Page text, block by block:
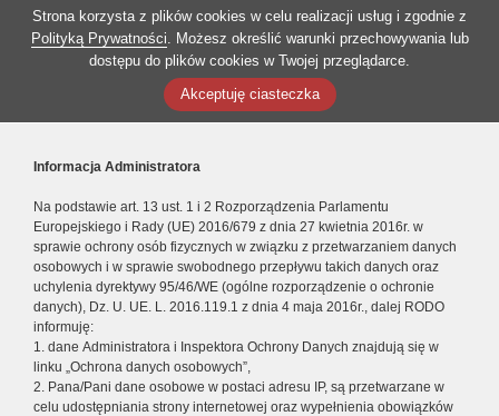
Strona korzysta z plików cookies w celu realizacji usług i zgodnie z
Polityką Prywatności. Możesz określić warunki przechowywania lub
dostępu do plików cookies w Twojej przeglądarce.
Akceptuję ciasteczka
Informacja Administratora
Na podstawie art. 13 ust. 1 i 2 Rozporządzenia Parlamentu
Europejskiego i Rady (UE) 2016/679 z dnia 27 kwietnia 2016r. w
sprawie ochrony osób fizycznych w związku z przetwarzaniem danych
osobowych i w sprawie swobodnego przepływu takich danych oraz
uchylenia dyrektywy 95/46/WE (ogólne rozporządzenie o ochronie
danych), Dz. U. UE. L. 2016.119.1 z dnia 4 maja 2016r., dalej RODO
informuję:
1. dane Administratora i Inspektora Ochrony Danych znajdują się w
linku „Ochrona danych osobowych”,
2. Pana/Pani dane osobowe w postaci adresu IP, są przetwarzane w
celu udostępniania strony internetowej oraz wypełnienia obowiązków